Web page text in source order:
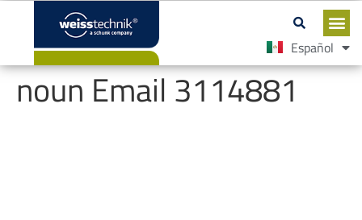
Español
English
noun Email 3114881